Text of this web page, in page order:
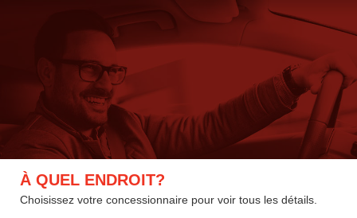
À QUEL ENDROIT?
Choisissez votre concessionnaire pour voir tous les détails.